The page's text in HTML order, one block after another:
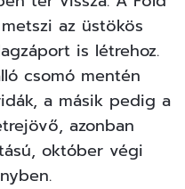
az üstökös
is létrehoz.
csomó mentén
a másik pedig a
azonban
október végi